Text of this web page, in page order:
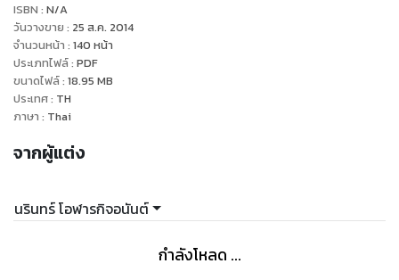
ISBN : N/A
วันวางขาย : 25 ส.ค. 2014
จำนวนหน้า : 140 หน้า
ประเภทไฟล์: PDF
ขนาดไฟล์: 18.95 MB
ประเทศ: TH
ภาษา : Thai
จากผู้แต่ง
นรินทร์ โอฬารกิจอนันต์
กำลังโหลด ...